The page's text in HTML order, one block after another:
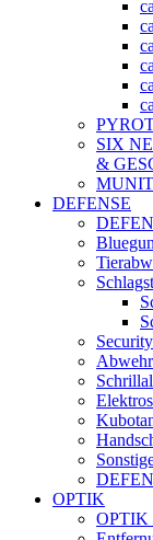
SIX
&
DEFENSE
OPTIK
OPTIK